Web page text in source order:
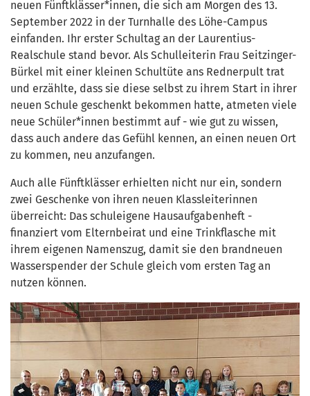
neuen Fünftklässer*innen, die sich am Morgen des 13.
September 2022 in der Turnhalle des Löhe-Campus
einfanden. Ihr erster Schultag an der Laurentius-
Realschule stand bevor. Als Schulleiterin Frau Seitzinger-
Bürkel mit einer kleinen Schultüte ans Rednerpult trat
und erzählte, dass sie diese selbst zu ihrem Start in ihrer
neuen Schule geschenkt bekommen hatte, atmeten viele
neue Schüler*innen bestimmt auf - wie gut zu wissen,
dass auch andere das Gefühl kennen, an einen neuen Ort
zu kommen, neu anzufangen.
Auch alle Fünftklässer erhielten nicht nur ein, sondern
zwei Geschenke von ihren neuen Klassleiterinnen
überreicht: Das schuleigene Hausaufgabenheft -
finanziert vom Elternbeirat und eine Trinkflasche mit
ihrem eigenen Namenszug, damit sie den brandneuen
Wasserspender der Schule gleich vom ersten Tag an
nutzen können.